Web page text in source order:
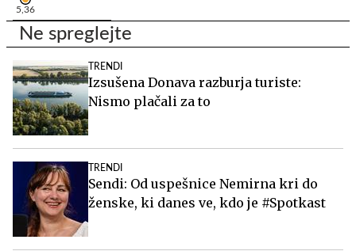
5,36
Ne spreglejte
TRENDI
Izsušena Donava razburja turiste:
Nismo plačali za to
TRENDI
Sendi: Od uspešnice Nemirna kri do
ženske, ki danes ve, kdo je #Spotkast